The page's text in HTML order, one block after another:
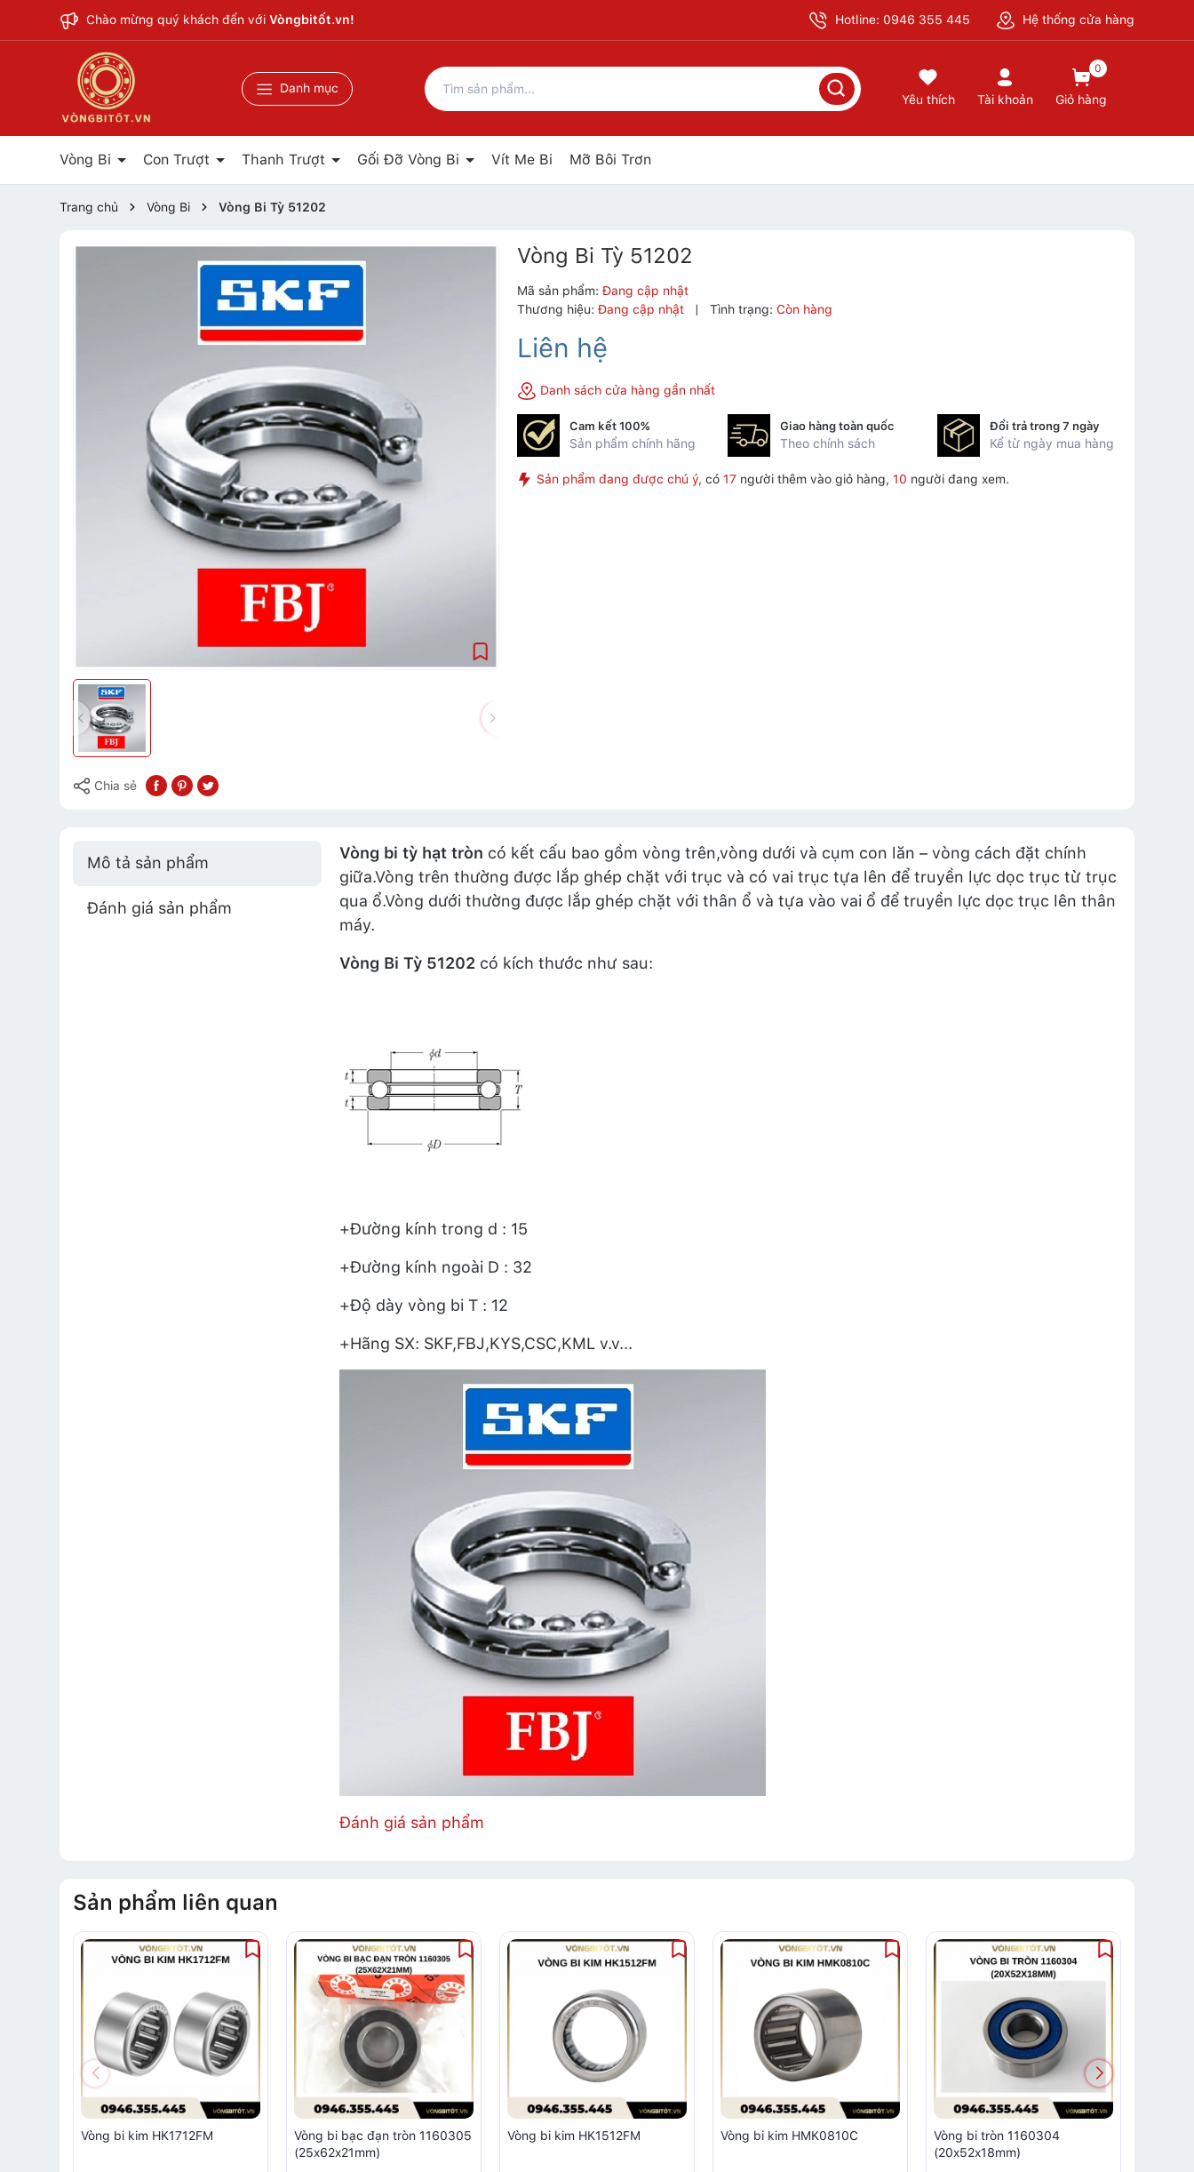
Chào mừng quý khách đến với Vòngbitốt.vn! Hotline: 0946 355 445 Hệ thống cửa hàng
Danh mục
Yêu thích Tài khoản
0
Giỏ hàng
Vòng Bi Con Trượt Thanh Trượt Gối Đỡ Vòng Bi Vít Me Bi Mỡ Bôi Trơn
Trang chủ Vòng Bi Vòng Bi Tỳ 51202
Chia sẻ
Vòng Bi Tỳ 51202
Mã sản phẩm: Đang cập nhật
Thương hiệu: Đang cập nhật | Tình trạng: Còn hàng
Liên hệ
Danh sách cửa hàng gần nhất
Cam kết 100%
Sản phẩm chính hãng
Giao hàng toàn quốc
Theo chính sách
Đổi trả trong 7 ngày
Kể từ ngày mua hàng
Sản phẩm đang được chú ý, có 17 người thêm vào giỏ hàng, 10 người đang xem.
Mô tả sản phẩm
Đánh giá sản phẩm
Vòng bi tỳ hạt tròn có kết cấu bao gồm vòng trên,vòng dưới và cụm con lăn – vòng cách đặt chính
giữa.Vòng trên thường được lắp ghép chặt với trục và có vai trục tựa lên để truyền lực dọc trục từ trục
qua ổ.Vòng dưới thường được lắp ghép chặt với thân ổ và tựa vào vai ổ để truyền lực dọc trục lên thân
máy.
Vòng Bi Tỳ 51202 có kích thước như sau:
+Đường kính trong d : 15
+Đường kính ngoài D : 32
+Độ dày vòng bi T : 12
+Hãng SX: SKF,FBJ,KYS,CSC,KML v.v...
Đánh giá sản phẩm
Sản phẩm liên quan
Vòng bi kim HK1712FM
Vòng bi bạc đạn tròn 1160305
(25x62x21mm)
Vòng bi kim HK1512FM Vòng bi kim HMK0810C
Vòng bi tròn 1160304
(20x52x18mm)